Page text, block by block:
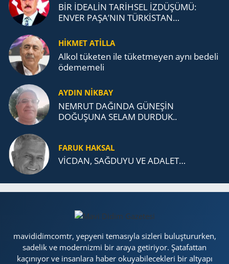
BİR İDEALİN TARİHSEL İZDÜŞÜMÜ:
ENVER PAŞA’NIN TÜRKİSTAN
TEŞKİLATI’NA UZANAN MİRASI
HİKMET ATİLLA
Alkol tü­ke­ten ile tü­ket­me­yen aynı be­de­li
öde­me­me­li
AYDIN NİKBAY
NEMRUT DAĞINDA GÜNEŞİN
DOĞUŞUNA SELAM DURDUK..
FARUK HAKSAL
VİCDAN, SAĞ­DU­YU VE ADA­LET…
mavididimcomtr, yepyeni temasıyla sizleri buluştururken,
sadelik ve modernizmi bir araya getiriyor. Şatafattan
kaçınıyor ve insanlara haber okuyabilecekleri bir altyapı